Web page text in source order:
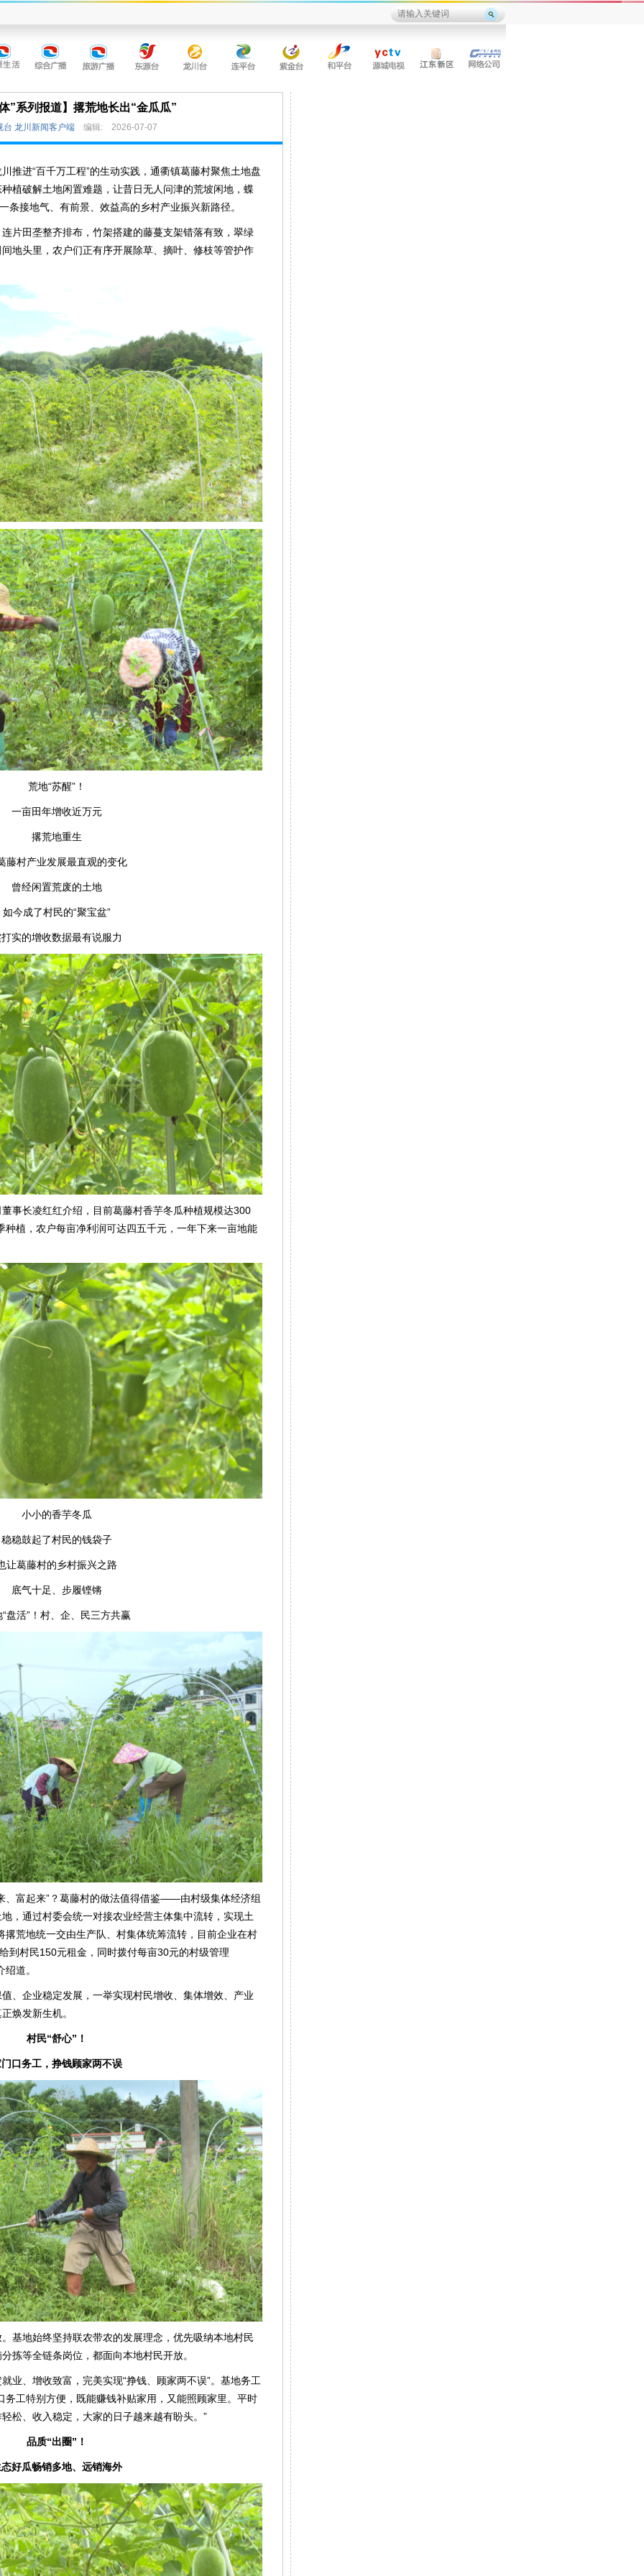
”系列报道】撂荒地长出“金瓜瓜”
台 龙川新闻客户端 编辑: 2026-07-07
推进“百千万工程”的生动实践，通衢镇葛藤村聚焦土地盘
植破解土地闲置难题，让昔日无人问津的荒坡闲地，蝶
条接地气、有前景、效益高的乡村产业振兴新路径。
片田垄整齐排布，竹架搭建的藤蔓支架错落有致，翠绿
地头里，农户们正有序开展除草、摘叶、修枝等管护作
荒地“苏醒”！
一亩田年增收近万元
撂荒地重生
藤村产业发展最直观的变化
曾经闲置荒废的土地
如今成了村民的“聚宝盆”
实的增收数据最有说服力
事长凌红红介绍，目前葛藤村香芋冬瓜种植规模达300
种植，农户每亩净利润可达四五千元，一年下来一亩地能
小小的香芋冬瓜
稳稳鼓起了村民的钱袋子
让葛藤村的乡村振兴之路
底气十足、步履铿锵
“盘活”！村、企、民三方共赢
、富起来”？葛藤村的做法值得借鉴——由村级集体经济组
，通过村委会统一对接农业经营主体集中流转，实现土
撂荒地统一交由生产队、村集体统筹流转，目前企业在村
到村民150元租金，同时拨付每亩30元的村级管理
道。
、企业稳定发展，一举实现村民增收、集体增效、产业
焕发新生机。
村民“舒心”！
口务工，挣钱顾家两不误
基地始终坚持联农带农的发展理念，优先吸纳本地村民
拣等全链条岗位，都面向本地村民开放。
业、增收致富，完美实现“挣钱、顾家两不误”。基地务工
务工特别方便，既能赚钱补贴家用，又能照顾家里。平时
松、收入稳定，大家的日子越来越有盼头。”
品质“出圈”！
好瓜畅销多地、远销海外